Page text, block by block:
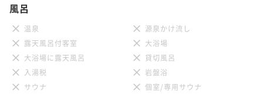
風呂
温泉
源泉かけ流し
露天風呂付客室
大浴場
大浴場に露天風呂
貸切風呂
入湯税
岩盤浴
サウナ
個室/専用サウナ